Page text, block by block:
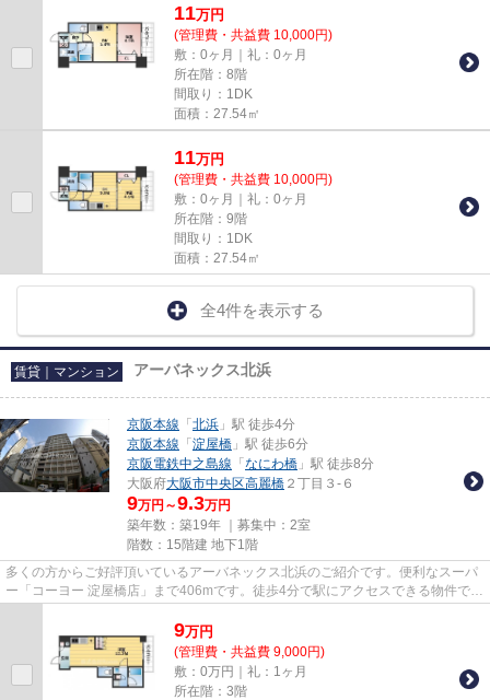
11万円
(管理費・共益費 10,000円)
敷：0ヶ月｜礼：0ヶ月
所在階：8階
間取り：1DK
面積：27.54㎡
11万円
(管理費・共益費 10,000円)
敷：0ヶ月｜礼：0ヶ月
所在階：9階
間取り：1DK
面積：27.54㎡
全4件を表示する
賃貸｜マンション アーバネックス北浜
京阪本線 「 北浜 」駅 徒歩4分
京阪本線 「 淀屋橋 」駅 徒歩6分
京阪電鉄中之島線 「 なにわ橋 」駅 徒歩8分
大阪府大阪市中央区高麗橋 ２丁目３-６
9万円～9.3万円
築年数：築19年 ｜募集中： 2室
階数：15階建 地下1階
多くの方からご好評頂いているアーバネックス北浜のご紹介です。便利なスーパ
ー「コーヨー 淀屋橋店」まで406mです。徒歩4分で駅にアクセスできる物件で
9万円
(管理費・共益費 9,000円)
敷：0万円｜礼：1ヶ月
所在階：3階